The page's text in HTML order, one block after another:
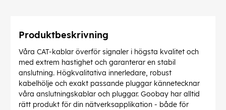
Produktbeskrivning
Våra CAT-kablar överför signaler i högsta kvalitet och
med extrem hastighet och garanterar en stabil
anslutning. Högkvalitativa innerledare, robust
kabelhölje och exakt passande pluggar kännetecknar
våra anslutningskablar och pluggar. Goobay har alltid
rätt produkt för din nätverksapplikation - både för